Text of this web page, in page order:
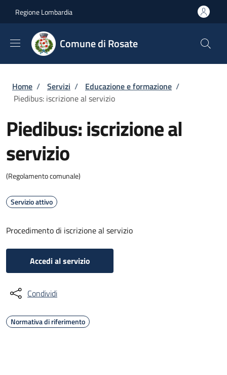
Regione Lombardia
Comune di Rosate
Briciole di pane
Home / Servizi / Educazione e formazione /
Piedibus: iscrizione al servizio
Piedibus: iscrizione al
servizio
(Regolamento comunale)
Servizio attivo
Procedimento di iscrizione al servizio
Accedi al servizio
Condividi
Normativa di riferimento